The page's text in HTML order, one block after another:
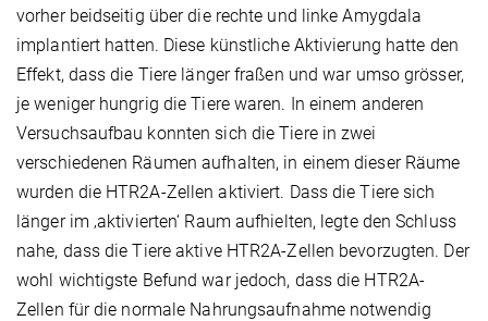
vorher beidseitig über die rechte und linke Amygdala
implantiert hatten. Diese künstliche Aktivierung hatte den
Effekt, dass die Tiere länger fraßen und war umso grösser,
je weniger hungrig die Tiere waren. In einem anderen
Versuchsaufbau konnten sich die Tiere in zwei
verschiedenen Räumen aufhalten, in einem dieser Räume
wurden die HTR2A-Zellen aktiviert. Dass die Tiere sich
länger im ‚aktivierten‘ Raum aufhielten, legte den Schluss
nahe, dass die Tiere aktive HTR2A-Zellen bevorzugten. Der
wohl wichtigste Befund war jedoch, dass die HTR2A-
Zellen für die normale Nahrungsaufnahme notwendig